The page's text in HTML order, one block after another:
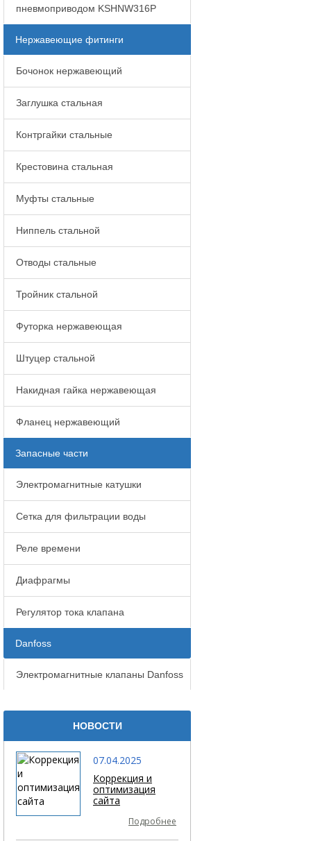
пневмоприводом KSHNW316P
Нержавеющие фитинги
Бочонок нержавеющий
Заглушка стальная
Контргайки стальные
Крестовина стальная
Муфты стальные
Ниппель стальной
Отводы стальные
Тройник стальной
Футорка нержавеющая
Штуцер стальной
Накидная гайка нержавеющая
Фланец нержавеющий
Запасные части
Электромагнитные катушки
Сетка для фильтрации воды
Реле времени
Диафрагмы
Регулятор тока клапана
Danfoss
Электромагнитные клапаны Danfoss
НОВОСТИ
07.04.2025
Коррекция и
оптимизация
сайта
Подробнее